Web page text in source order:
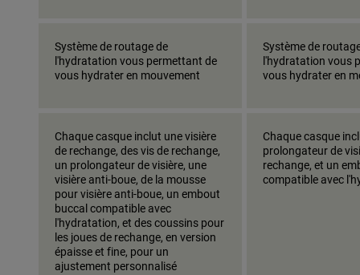
Système de routage de
l'hydratation vous permettant de
vous hydrater en mouvement
Système de
l'hydratation vous
vous hydrater en
Chaque casque inclut une visière
de rechange, des vis de rechange,
un prolongateur de visière, une
visière anti-boue, de la mousse
pour visière anti-boue, un embout
buccal compatible avec
l'hydratation, et des coussins pour
les joues de rechange, en version
épaisse et fine, pour un
ajustement personnalisé
Chaque casque
prolongateur de
rechange, et un
compatible avec